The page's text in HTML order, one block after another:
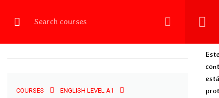
Home All courses English Level A1
COURSES ENGLISH LEVEL A1
está